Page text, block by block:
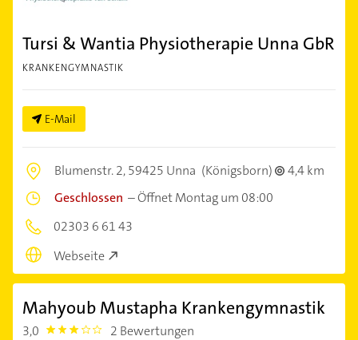
Tursi & Wantia Physiotherapie Unna GbR
KRANKENGYMNASTIK
E-Mail
Blumenstr. 2,59425 Unna (Königsborn)
4,4 km
Geschlossen –Öffnet Montag um 08:00
02303 6 61 43
Webseite
Mahyoub Mustapha Krankengymnastik
3,0 3.0 2 Bewertungen